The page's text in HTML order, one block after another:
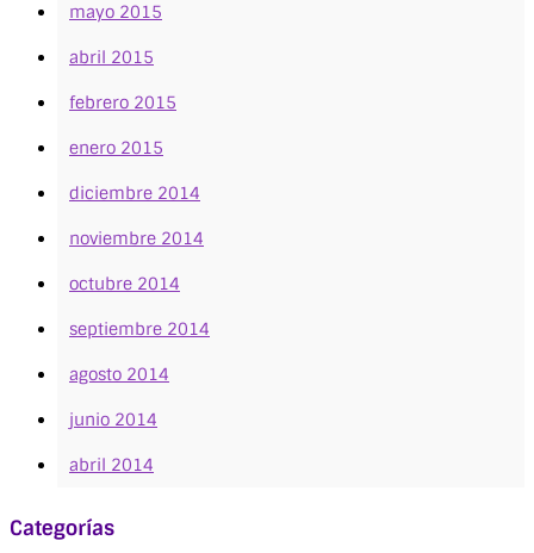
mayo 2015
abril 2015
febrero 2015
enero 2015
diciembre 2014
noviembre 2014
octubre 2014
septiembre 2014
agosto 2014
junio 2014
abril 2014
Categorías